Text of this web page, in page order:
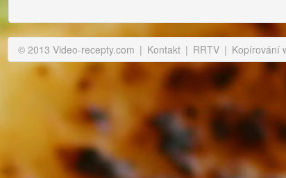
© 2013 Video-recepty.com | Kontakt | RRTV | Kopírování